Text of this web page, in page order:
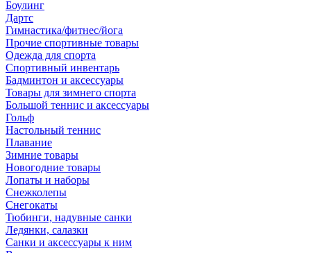
Боулинг
Дартс
Гимнастика/фитнес/йога
Прочие спортивные товары
Одежда для спорта
Спортивный инвентарь
Бадминтон и аксессуары
Товары для зимнего спорта
Большой теннис и аксессуары
Гольф
Настольный теннис
Плавание
Зимние товары
Новогодние товары
Лопаты и наборы
Снежколепы
Снегокаты
Тюбинги, надувные санки
Ледянки, салазки
Санки и аксессуары к ним